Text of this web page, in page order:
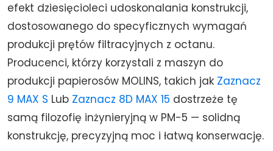
efekt dziesięcioleci udoskonalania konstrukcji,
dostosowanego do specyficznych wymagań
produkcji prętów filtracyjnych z octanu.
Producenci, którzy korzystali z maszyn do
produkcji papierosów MOLINS, takich jak Zaznacz
9 MAX S Lub Zaznacz 8D MAX 15 dostrzeże tę
samą filozofię inżynieryjną w PM-5 — solidną
konstrukcję, precyzyjną moc i łatwą konserwację.